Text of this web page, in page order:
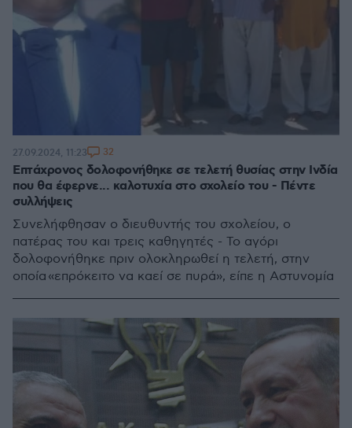
Επτάχρονος δολοφονήθηκε σε τελετή θυσίας στην Ινδία
που θα έφερνε... καλοτυχία στο σχολείο του - Πέντε
συλλήψεις
Συνελήφθησαν ο διευθυντής του σχολείου, ο
πατέρας του και τρεις καθηγητές - Το αγόρι
δολοφονήθηκε πριν ολοκληρωθεί η τελετή, στην
οποία «επρόκειτο να καεί σε πυρά», είπε η Αστυνομία
27.09.2024, 11:23 32